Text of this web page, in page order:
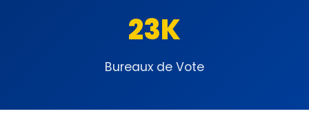
23K
Bureaux de Vote